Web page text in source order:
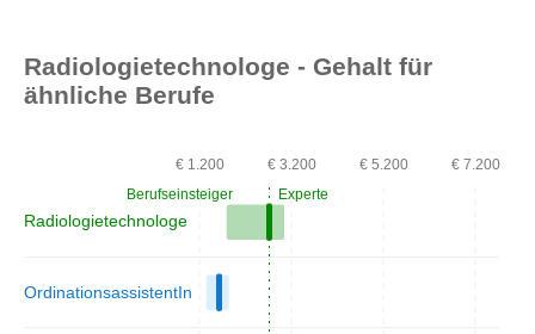
Radiologietechnologe - Gehalt für
ähnliche Berufe
Radiologietechnologe
OrdinationsassistentIn
€ 1.200 € 3.200 € 5.200 € 7.200
Berufseinsteiger Experte